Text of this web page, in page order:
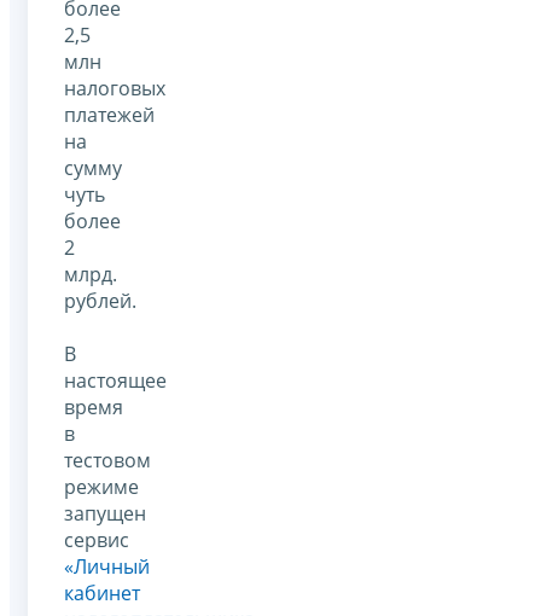
более
2,5
млн
налоговых
платежей
на
сумму
чуть
более
2
млрд.
рублей.
В
настоящее
время
в
тестовом
режиме
запущен
сервис
«Личный
кабинет